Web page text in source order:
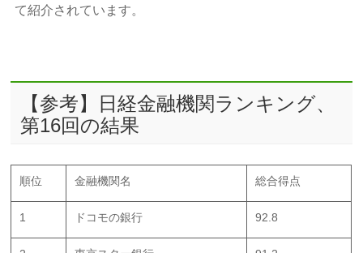
て紹介されています。
【参考】日経金融機関ランキング、
第16回の結果
順位 金融機関名 総合得点
1 ドコモの銀行 92.8